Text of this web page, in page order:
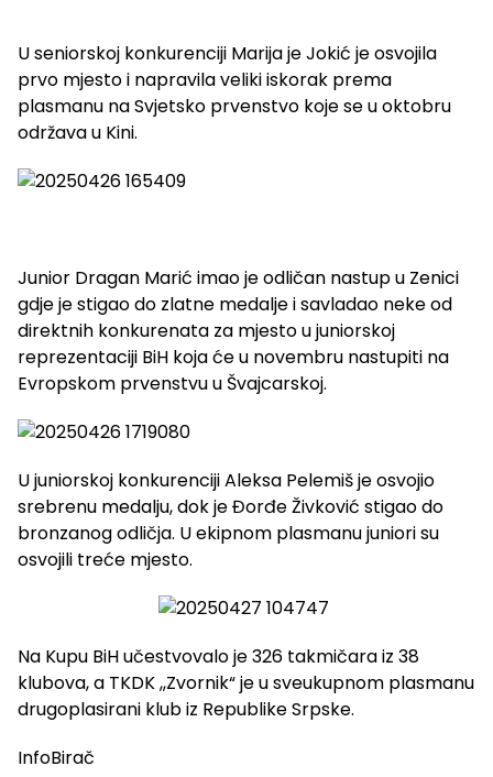
U seniorskoj konkurenciji Marija je Jokić je osvojila
prvo mjesto i napravila veliki iskorak prema
plasmanu na Svjetsko prvenstvo koje se u oktobru
održava u Kini.
Junior Dragan Marić imao je odličan nastup u Zenici
gdje je stigao do zlatne medalje i savladao neke od
direktnih konkurenata za mjesto u juniorskoj
reprezentaciji BiH koja će u novembru nastupiti na
Evropskom prvenstvu u Švajcarskoj.
U juniorskoj konkurenciji Aleksa Pelemiš je osvojio
srebrenu medalju, dok je Đorđe Živković stigao do
bronzanog odličja. U ekipnom plasmanu juniori su
osvojili treće mjesto.
Na Kupu BiH učestvovalo je 326 takmičara iz 38
klubova, a TKDK ,,Zvornik“ je u sveukupnom plasmanu
drugoplasirani klub iz Republike Srpske.
InfoBirač